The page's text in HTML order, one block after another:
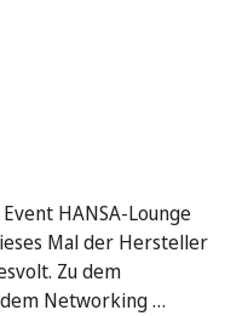
HANSA-Lounge
Mal der Hersteller
Zu dem
Networking …